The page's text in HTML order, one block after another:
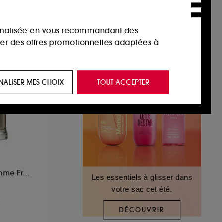
Eau de Parfum Homme Fraîche et Épicée
Les essentiels à glisser dans
votre sac cet été.
DÉCOUVRIR
en vous recommandant des
des offres promotionnelles adaptées à
vous plaire via des publicités, y compris
navigation sur notre site afin d’en
fraudes aux moyens de paiement et les
du site, tel que les cookies
d’accéder à votre compte lors
TOUT ACCEPTER
MES CHOIX